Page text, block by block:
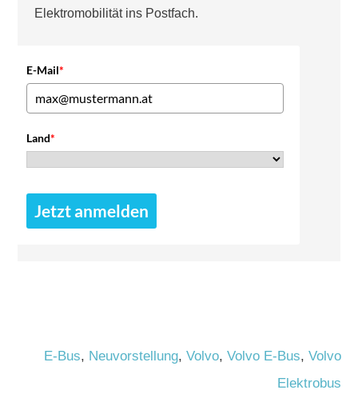
Elektromobilität ins Postfach.
E-Mail*
Land*
Jetzt anmelden
E-Bus, Neuvorstellung, Volvo, Volvo E-Bus, Volvo
Elektrobus